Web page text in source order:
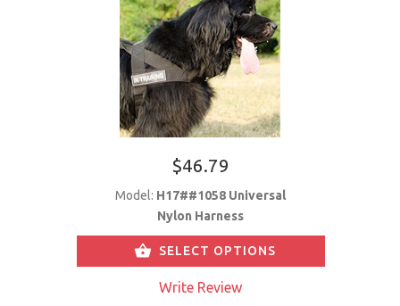
$46.79
Model: H17##1058 Universal
Nylon Harness
SELECT OPTIONS
Write Review